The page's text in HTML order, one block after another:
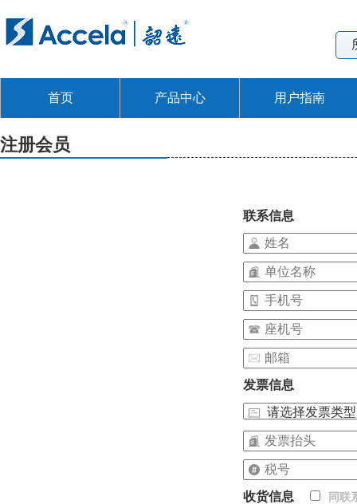
首页 产品中心 用户指南
注册会员
联系信息
发票信息
收货信息 同联